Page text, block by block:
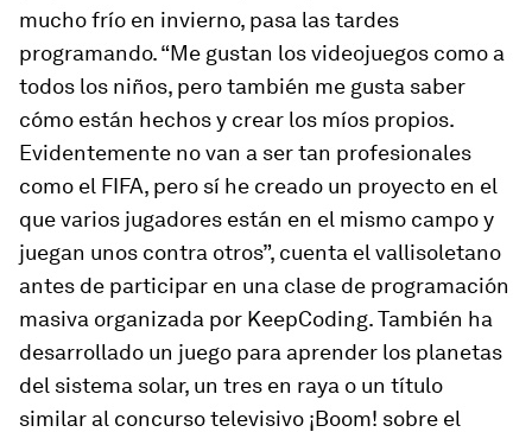
mucho frío en invierno, pasa las tardes
programando. “Me gustan los videojuegos como a
todos los niños, pero también me gusta saber
cómo están hechos y crear los míos propios.
Evidentemente no van a ser tan profesionales
como el FIFA, pero sí he creado un proyecto en el
que varios jugadores están en el mismo campo y
juegan unos contra otros”, cuenta el vallisoletano
antes de participar en una clase de programación
masiva organizada por KeepCoding. También ha
desarrollado un juego para aprender los planetas
del sistema solar, un tres en raya o un título
similar al concurso televisivo ¡Boom! sobre el